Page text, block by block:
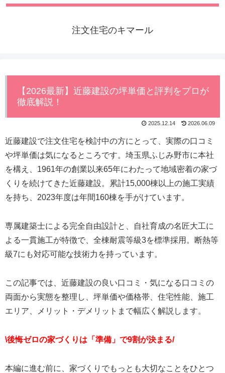
注文住宅のキマール
【2026最新】近藤建設の坪単価と評判をプロが
徹底解説！
2025.12.14 2026.06.09
近藤建設で注文住宅を検討中の方にとって、実際の口コミ
や坪単価は気になるところです。埼玉県ふじみ野市に本社
を構え、1961年の創業以来65年にわたって地域密着の家づ
くりを続けてきた近藤建設。累計15,000棟以上の施工実績
を持ち、2023年度は年間160棟を手がけています。
専属建築士による完全自由設計と、自社育成の名匠大工に
よる一貫施工が特徴で、全棟耐震等級3を標準採用。断熱等
級7にも対応可能な技術力を持っています。
この記事では、近藤建設の良い口コミ・気になる口コミの
両面から実態を整理し、坪単価や価格帯、住宅性能、施工
エリア、メリット・デメリットまで幅広く解説します。
\後悔ゼロの家づくりは「準備」で9割が決まる/
本編に進む前に、家づくりでもっとも大切なことをひとつ